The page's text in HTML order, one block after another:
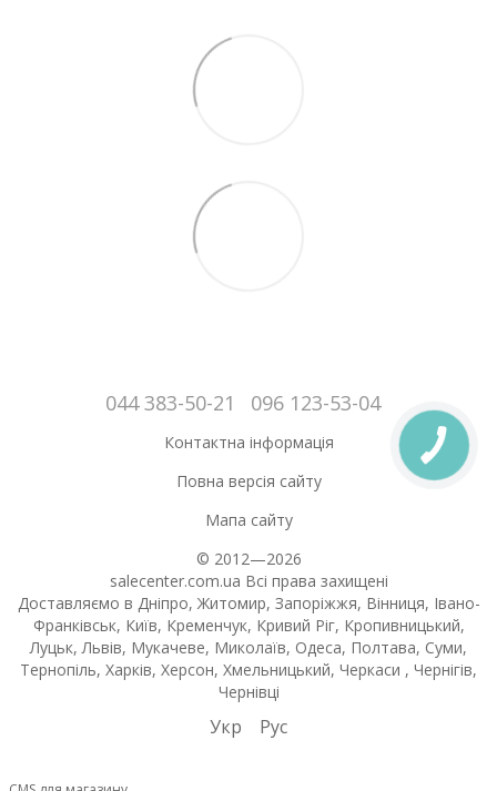
044 383-50-21 096 123-53-04
Контактна інформація
Повна версія сайту
Мапа сайту
© 2012—2026
salecenter.com.ua Всі права захищені
Доставляємо в Дніпро, Житомир, Запоріжжя, Вінниця, Івано-
Франківськ, Київ, Кременчук, Кривий Ріг, Кропивницький,
Луцьк, Львів, Мукачеве, Миколаїв, Одеса, Полтава, Суми,
Тернопіль, Харків, Херсон, Хмельницький, Черкаси , Чернігів,
Чернівці
Укр Рус